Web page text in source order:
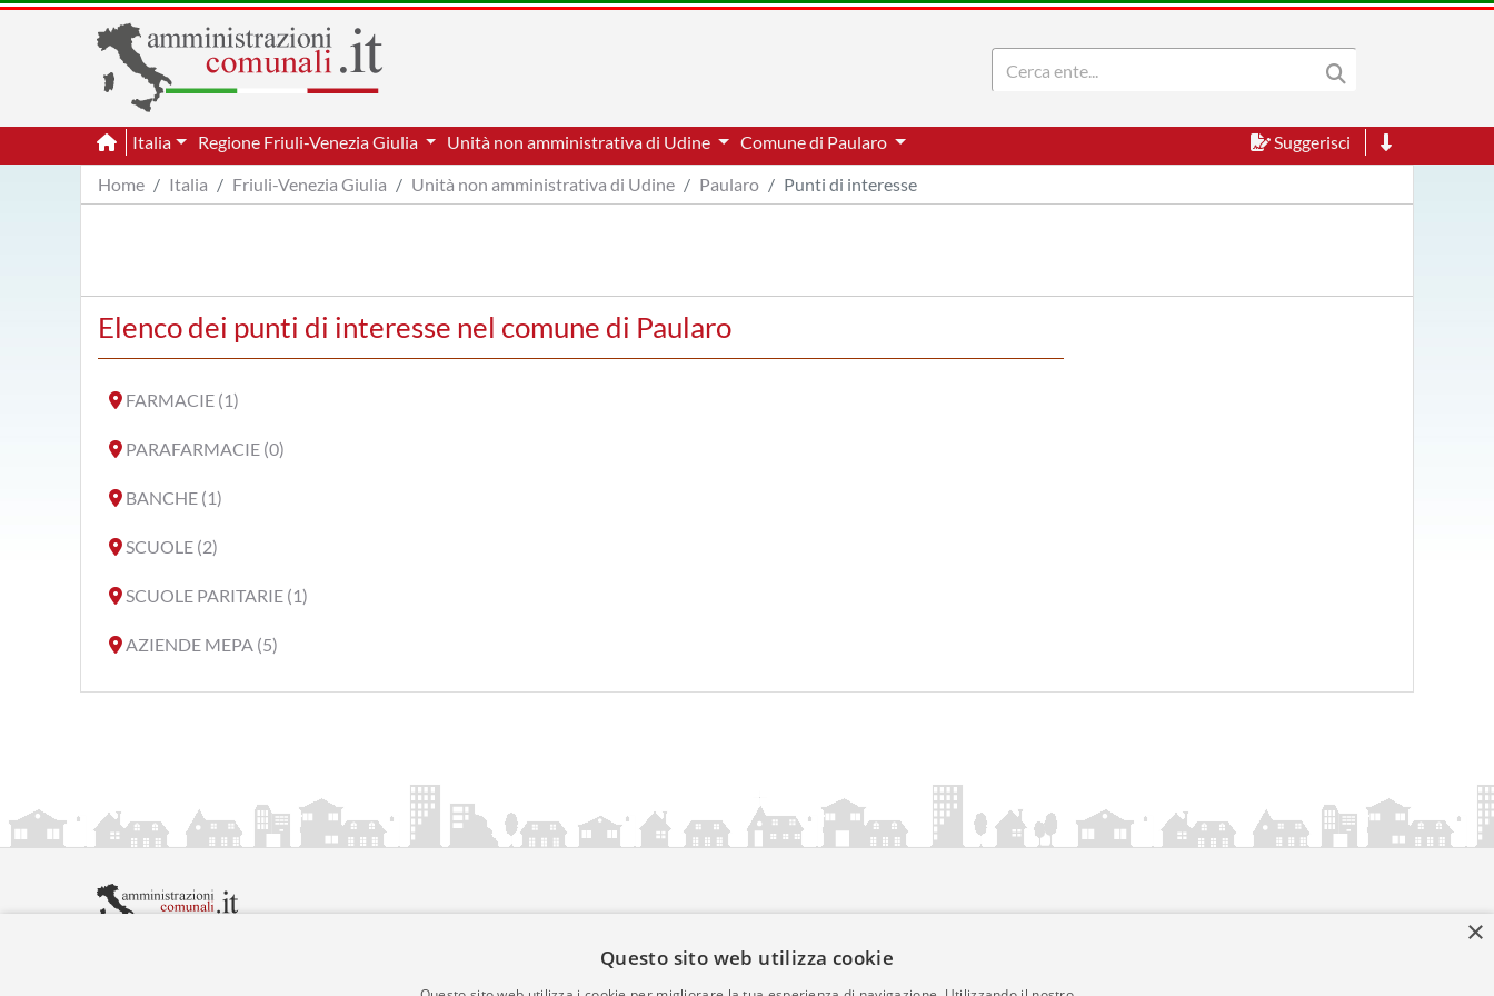
Italia Regione Friuli-Venezia Giulia Unità non amministrativa di Udine Comune di Paularo
Suggerisci
Home
Italia Friuli-Venezia Giulia Unità non amministrativa di Udine Paularo Punti di interesse
Elenco dei punti di interesse nel comune di Paularo
FARMACIE (1)
PARAFARMACIE (0)
BANCHE (1)
SCUOLE (2)
SCUOLE PARITARIE (1)
AZIENDE MEPA (5)
×
Questo sito web utilizza cookie